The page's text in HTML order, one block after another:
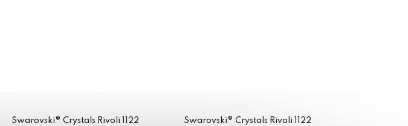
Swarovski® Crystals Rivoli 1122
Swarovski® Crystals Rivoli 1122